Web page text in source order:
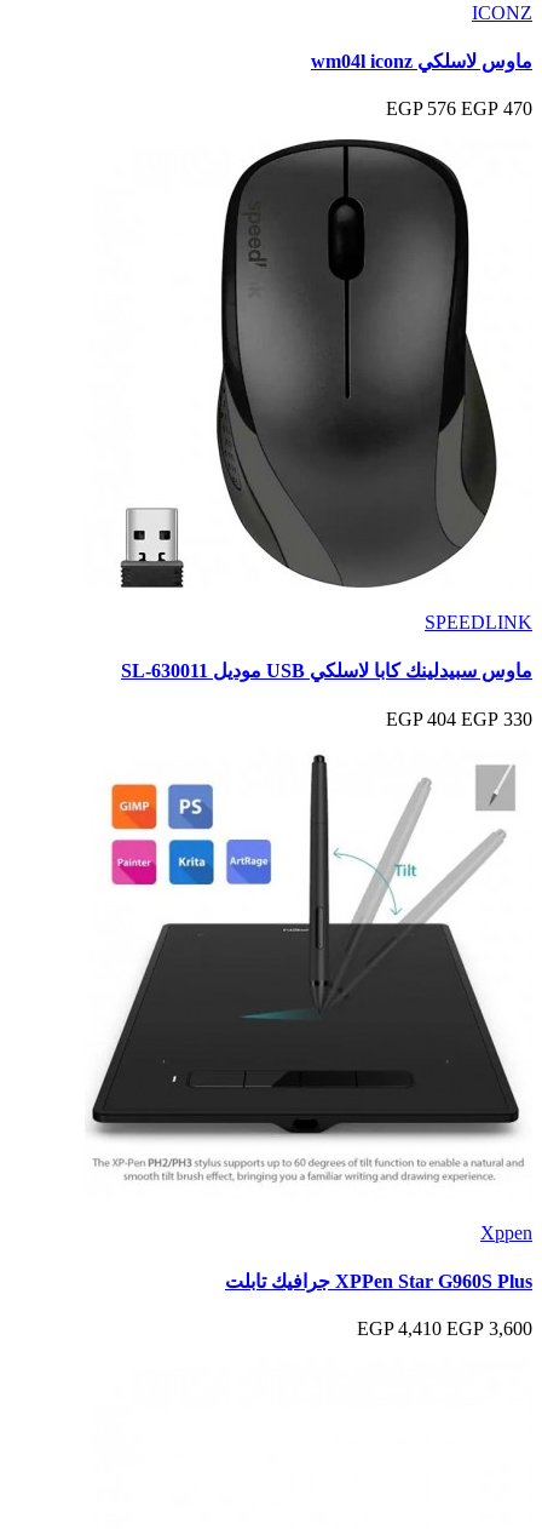
ICONZ
ماوس لاسلكي wm04l iconz
470 EGP
576 EGP
SPEEDLINK
ماوس سبيدلينك كابا لاسلكي USB موديل SL-630011
330 EGP
404 EGP
Xppen
XPPen Star G960S Plus جرافيك تابلت
3,600 EGP
4,410 EGP